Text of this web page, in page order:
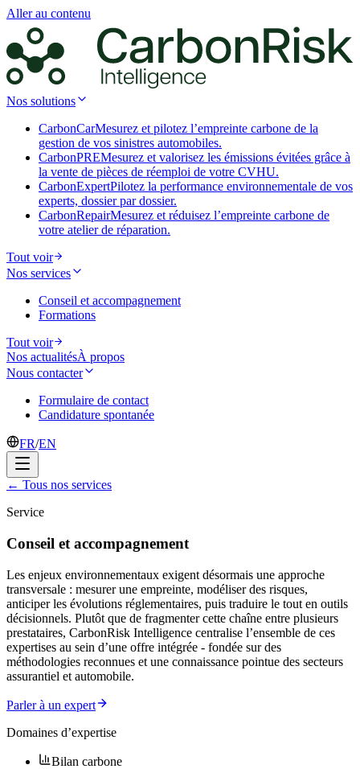
Aller au contenu
Nos solutions
CarbonCarMesurez et pilotez l’empreinte carbone de la
gestion de vos sinistres automobiles.
CarbonPREMesurez et valorisez les émissions évitées grâce à
la vente de pièces de réemploi de votre CVHU.
CarbonExpertPilotez la performance environnementale de vos
experts, dossier par dossier.
CarbonRepairMesurez et réduisez l’empreinte carbone de
votre atelier de réparation.
Tout voir
Nos services
Conseil et accompagnement
Formations
Tout voir
Nos actualitésÀ propos
Nous contacter
Formulaire de contact
Candidature spontanée
FR/EN
← Tous nos services
Service
Conseil et accompagnement
Les enjeux environnementaux exigent désormais une approche
transversale : mesurer une empreinte, modéliser des risques,
anticiper les évolutions réglementaires, puis traduire le tout en outils
décisionnels. Plutôt que de fragmenter cette chaîne entre plusieurs
prestataires, CarbonRisk Intelligence centralise l’ensemble de ces
expertises au sein d’une offre intégrée - fondée sur des
méthodologies reconnues et une connaissance pointue des secteurs
assurantiel et automobile.
Parler à un expert
Domaines d’expertise
Bilan carbone